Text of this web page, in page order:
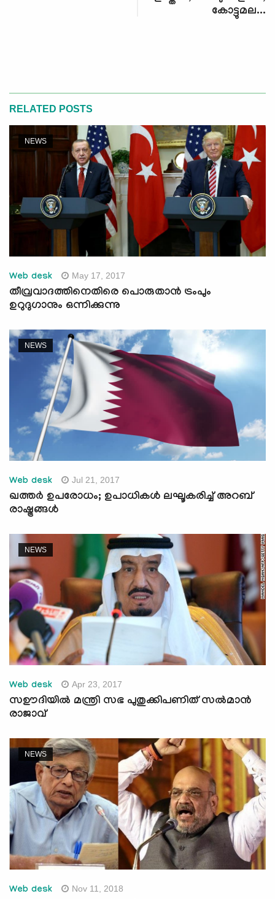
കോട്ടുമല...
RELATED POSTS
NEWS
Web desk May 17, 2017
തീവ്രവാദത്തിനെതിരെ പൊരുതാന്‍ ട്രംപും
ഉറുദുഗാനും ഒന്നിക്കുന്നു
NEWS
Web desk Jul 21, 2017
ഖത്തര്‍ ഉപരോധം; ഉപാധികള്‍ ലഘൂകരിച്ച് അറബ്
രാഷ്ട്രങ്ങള്‍
NEWS
Web desk Apr 23, 2017
സഊദിയില്‍ മന്ത്രി സഭ പുതുക്കിപണിത് സല്‍മാന്‍
രാജാവ്
NEWS
Web desk Nov 11, 2018